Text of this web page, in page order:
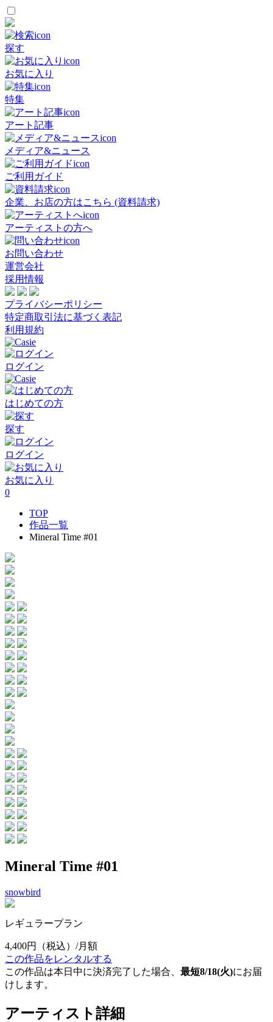
探す
お気に入り
特集
アート記事
メディア&ニュース
ご利用ガイド
企業、お店の方はこちら (資料請求)
アーティストの方へ
お問い合わせ
運営会社
採用情報
プライバシーポリシー
特定商取引法に基づく表記
利用規約
ログイン
はじめての方
探す
ログイン
お気に入り
0
TOP
作品一覧
Mineral Time #01
Mineral Time #01
snowbird
レギュラープラン
4,400円
（税込）/月額
この作品をレンタルする
この作品は本日中に決済完了した場合、 最短8/18(火)にお届
けします。
アーティスト詳細